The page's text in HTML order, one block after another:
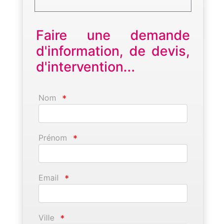
Faire une demande
d'information, de devis,
d'intervention...
Nom *
Prénom *
Email *
Ville *